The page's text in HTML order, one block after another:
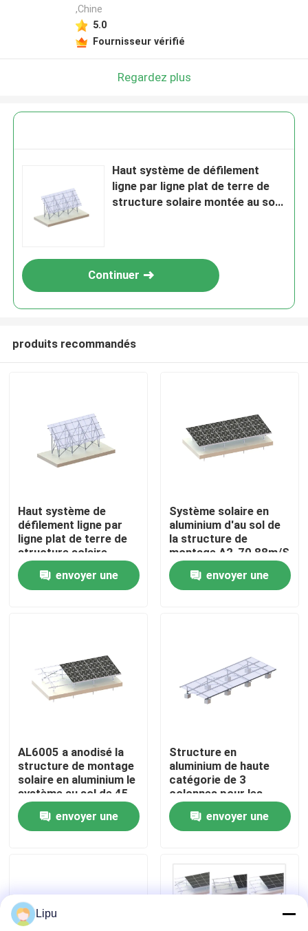
Maison
Produits
Exposition de VR
Au sujet de nous
Visite d'usine
Contrôle de qualité
picovolte solaire montant des systèmes
,Chine
5.0
Fournisseur vérifié
Regardez plus
Haut système de défilement
ligne par ligne plat de terre de
structure solaire montée au sol
Continuer
produits recommandés
Haut système de
défilement ligne par
ligne plat de terre de
structure solaire
montée au sol
photovoltaïque en
aluminium
envoyer une
Système solaire en
aluminium d'au sol de
la structure de
montage A2-70 88m/S
envoyer une
AL6005 a anodisé la
structure de montage
solaire en aluminium le
système au sol de 45
degrés
envoyer une
Structure en
aluminium de haute
catégorie de 3
colonnes pour les
systèmes montés au
sol Frameless de
picovolte de panneaux
envoyer une
Lipu